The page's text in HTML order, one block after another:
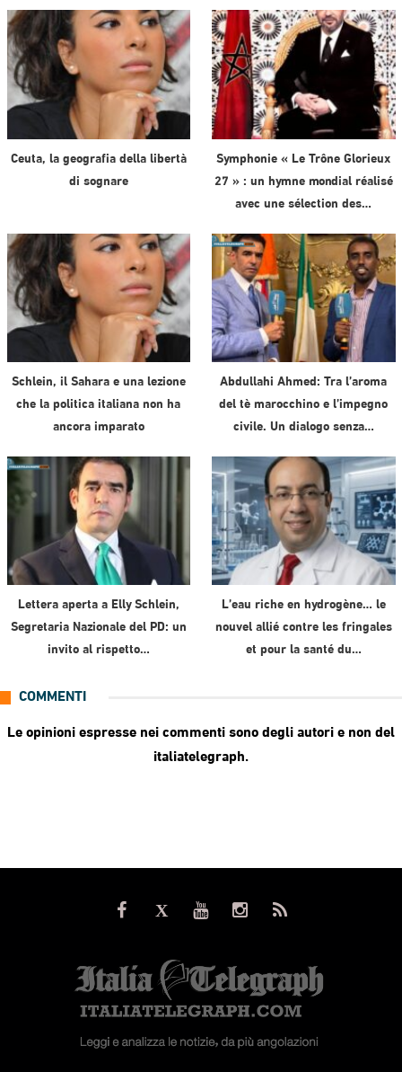
Ceuta, la geografia della libertà
di sognare
Symphonie « Le Trône Glorieux
27 » : un hymne mondial réalisé
avec une sélection des…
Schlein, il Sahara e una lezione
che la politica italiana non ha
ancora imparato
Abdullahi Ahmed: Tra l’aroma
del tè marocchino e l’impegno
civile. Un dialogo senza…
Lettera aperta a Elly Schlein,
Segretaria Nazionale del PD: un
invito al rispetto…
L’eau riche en hydrogène… le
nouvel allié contre les fringales
et pour la santé du…
COMMENTI
Le opinioni espresse nei commenti sono degli autori e non del
italiatelegraph.